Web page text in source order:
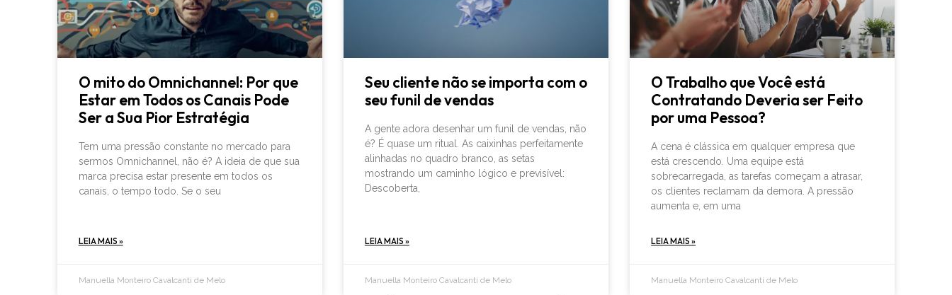
O mito do Omnichannel: Por que
Estar em Todos os Canais Pode
Ser a Sua Pior Estratégia
Tem uma pressão constante no mercado para
sermos Omnichannel, não é? A ideia de que sua
marca precisa estar presente em todos os
canais, o tempo todo. Se o seu
LEIA MAIS »
Manuella Monteiro Cavalcanti de Melo
Seu cliente não se importa com o
seu funil de vendas
A gente adora desenhar um funil de vendas, não
é? É quase um ritual. As caixinhas perfeitamente
alinhadas no quadro branco, as setas
mostrando um caminho lógico e previsível:
Descoberta,
LEIA MAIS »
Manuella Monteiro Cavalcanti de Melo
O Trabalho que Você está
Contratando Deveria ser Feito
por uma Pessoa?
A cena é clássica em qualquer empresa que
está crescendo. Uma equipe está
sobrecarregada, as tarefas começam a atrasar,
os clientes reclamam da demora. A pressão
aumenta e, em uma
LEIA MAIS »
Manuella Monteiro Cavalcanti de Melo